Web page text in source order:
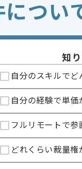
件
有
準時間
サイト
15日
ておりますが、週2日
に応じて変動いたしま
につい
知
自分のスキルで
自分の経験で単
フルリモートで
どれくらい裁量